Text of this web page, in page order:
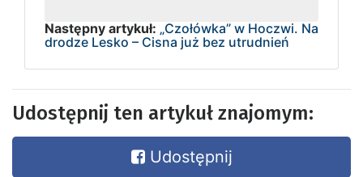
Następny artykuł: „Czołówka” w Hoczwi. Na
drodze Lesko – Cisna już bez utrudnień
Udostępnij ten artykuł znajomym:
Udostępnij